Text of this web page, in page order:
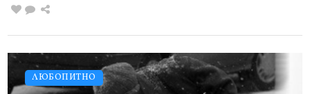
ЛЮБОПИТНО